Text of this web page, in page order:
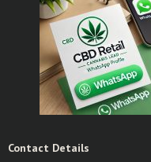
Contact Details